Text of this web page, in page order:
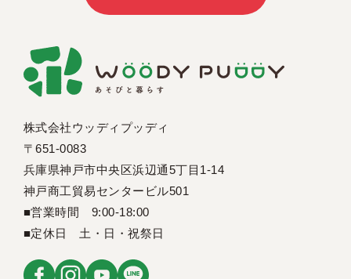
株式会社ウッディプッディ
〒651-0083
兵庫県神戸市中央区浜辺通5丁目1-14
神戸商工貿易センタービル501
■営業時間 9:00-18:00
■定休日 土・日・祝祭日